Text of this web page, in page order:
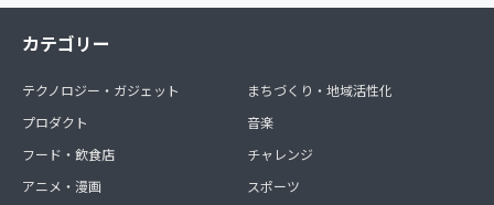
カテゴリー
テクノロジー・ガジェット
プロダクト
フード・飲食店
アニメ・漫画
まちづくり・地域活性化
音楽
チャレンジ
スポーツ